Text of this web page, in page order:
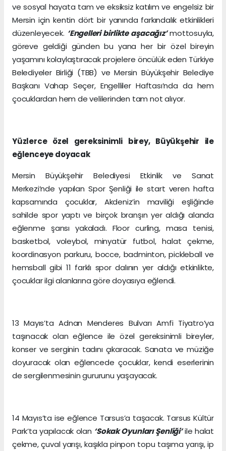
ve sosyal hayata tam ve eksiksiz katılım ve engelsiz bir
Mersin için kentin dört bir yanında farkındalık etkinlikleri
düzenleyecek. ‘Engelleri birlikte aşacağız’ mottosuyla,
göreve geldiği günden bu yana her bir özel bireyin
yaşamını kolaylaştıracak projelere öncülük eden Türkiye
Belediyeler Birliği (TBB) ve Mersin Büyükşehir Belediye
Başkanı Vahap Seçer, Engelliler Haftası’nda da hem
çocuklardan hem de velilerinden tam not alıyor.
Yüzlerce özel gereksinimli birey, Büyükşehir ile
eğlenceye doyacak
Mersin Büyükşehir Belediyesi Etkinlik ve Sanat
Merkezi’nde yapılan Spor Şenliği ile start veren hafta
kapsamında çocuklar, Akdeniz’in maviliği eşliğinde
sahilde spor yaptı ve birçok branşın yer aldığı alanda
eğlenme şansı yakaladı. Floor curling, masa tenisi,
basketbol, voleybol, minyatür futbol, halat çekme,
koordinasyon parkuru, bocce, badminton, pickleball ve
hemsball gibi 11 farklı spor dalının yer aldığı etkinlikte,
çocuklar ilgi alanlarına göre doyasıya eğlendi.
13 Mayıs’ta Adnan Menderes Bulvarı Amfi Tiyatro’ya
taşınacak olan eğlence ile özel gereksinimli bireyler,
konser ve serginin tadını çıkaracak. Sanata ve müziğe
doyuracak olan eğlencede çocuklar, kendi eserlerinin
de sergilenmesinin gururunu yaşayacak.
14 Mayıs’ta ise eğlence Tarsus’a taşacak. Tarsus Kültür
Park’ta yapılacak olan ‘Sokak Oyunları Şenliği’ile halat
çekme, çuval yarışı, kaşıkla pinpon topu taşıma yarışı, ip